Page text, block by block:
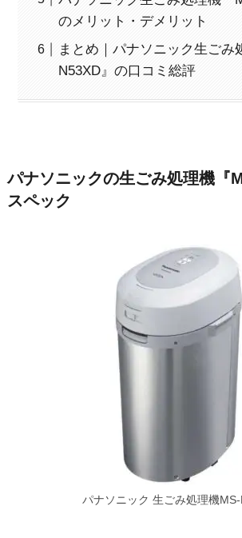
のメリット・デメリット
まとめ｜パナソニック生ごみ
N53XD』の口コミ総評
パナソニックの生ごみ処理機『
スペック
パナソニック 生ごみ処理機